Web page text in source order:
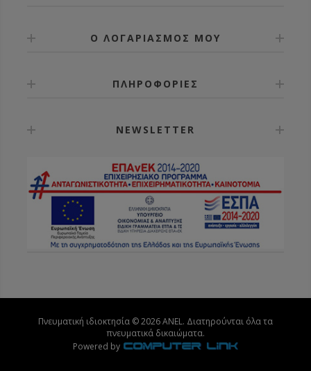
Ο ΛΟΓΑΡΙΑΣΜΟΣ ΜΟΥ
ΠΛΗΡΟΦΟΡΙΕΣ
NEWSLETTER
Πνευματική ιδιοκτησία © 2026 ANEL. Διατηρούνται όλα τα
πνευματικά δικαιώματα.
Powered by